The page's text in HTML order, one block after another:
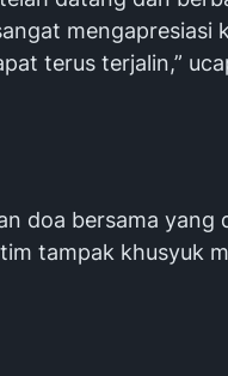
mengapresiasi
terus terjalin,”
doa bersama yang
tampak khusyuk